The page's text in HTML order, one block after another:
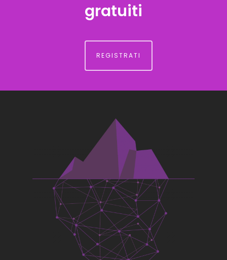
gratuiti
REGISTRATI